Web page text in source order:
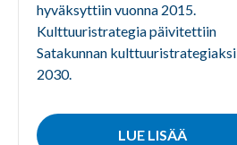
hyväksyttiin vuonna 2015.
Kulttuuristrategia päivitettiin
Satakunnan kulttuuristrategiaksi
2030.
LUE LISÄÄ